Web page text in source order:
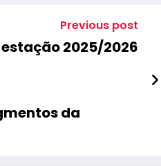
Previous post
2025/2026
da